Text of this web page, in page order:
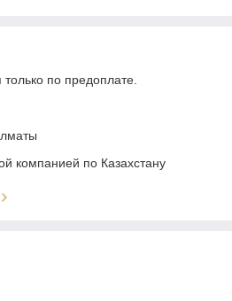
по предоплате.
компанией по Казахстану